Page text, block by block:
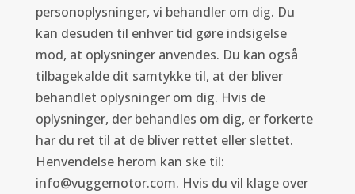
personoplysninger, vi behandler om dig. Du
kan desuden til enhver tid gøre indsigelse
mod, at oplysninger anvendes. Du kan også
tilbagekalde dit samtykke til, at der bliver
behandlet oplysninger om dig. Hvis de
oplysninger, der behandles om dig, er forkerte
har du ret til at de bliver rettet eller slettet.
Henvendelse herom kan ske til:
info@vuggemotor.com. Hvis du vil klage over